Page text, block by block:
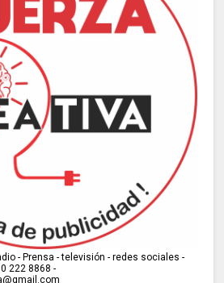
- Prensa - televisión - redes sociales -
222 8868 -